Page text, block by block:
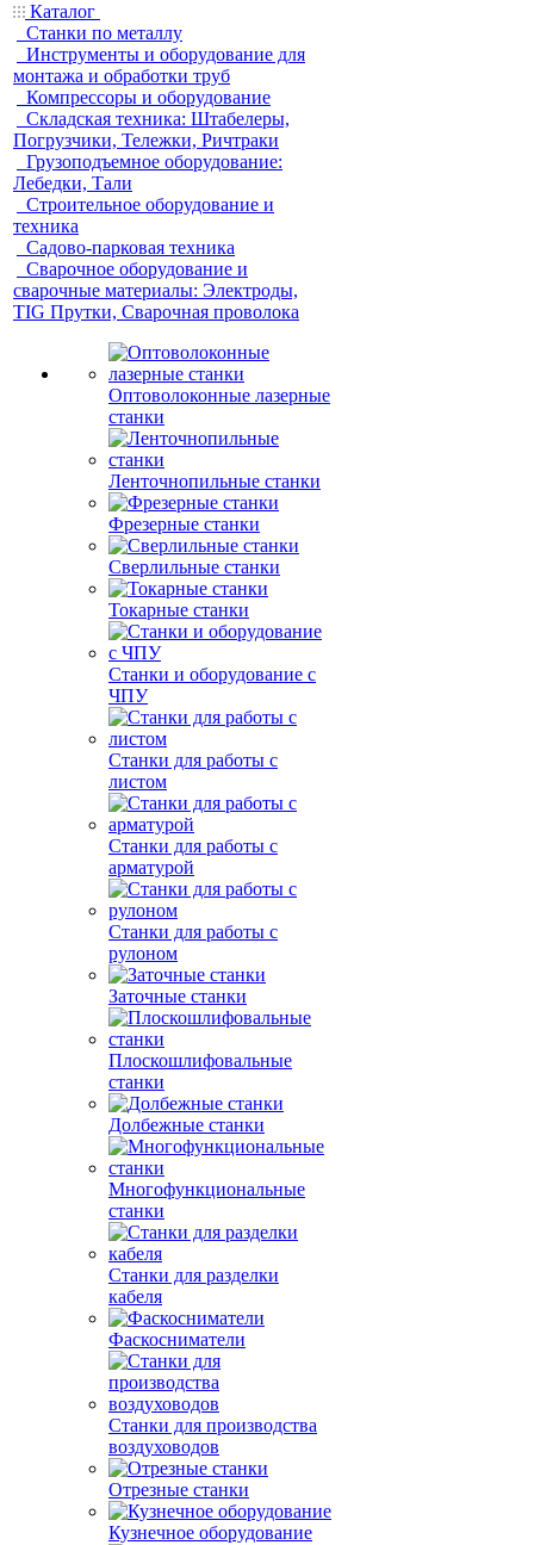
Каталог
Станки по металлу
Инструменты и оборудование для
монтажа и обработки труб
Компрессоры и оборудование
Складская техника: Штабелеры,
Погрузчики, Тележки, Ричтраки
Грузоподъемное оборудование:
Лебедки, Тали
Строительное оборудование и
техника
Садово-парковая техника
Сварочное оборудование и
сварочные материалы: Электроды,
TIG Прутки, Сварочная проволока
Оптоволоконные лазерные
станки
Ленточнопильные станки
Фрезерные станки
Сверлильные станки
Токарные станки
Станки и оборудование с
ЧПУ
Станки для работы с
листом
Станки для работы с
арматурой
Станки для работы с
рулоном
Заточные станки
Плоскошлифовальные
станки
Долбежные станки
Многофункциональные
станки
Станки для разделки
кабеля
Фаскосниматели
Станки для производства
воздуховодов
Отрезные станки
Кузнечное оборудование